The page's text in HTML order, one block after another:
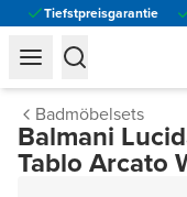
Tiefstpreisgarantie
Badmöbelsets
Balmani
Tablo Arcato